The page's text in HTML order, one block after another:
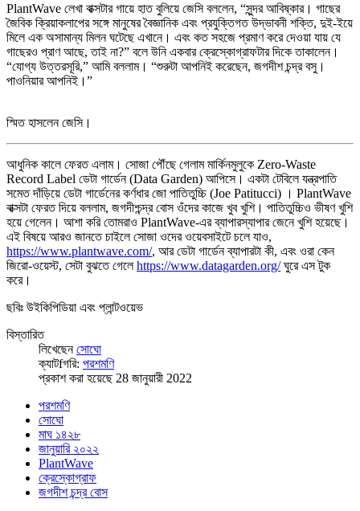
PlantWave লেখা বাক্সটার গায়ে হাত বুলিয়ে জেসি বললেন, “সুন্দর আবিষ্কার। গাছের
জৈবিক ক্রিয়াকলাপের সঙ্গে মানুষের বৈজ্ঞানিক এবং প্রযুক্তিগত উদ্ভাবনী শক্তি, দুই-ইয়ে
মিলে এক অসামান্য মিলন ঘটেছে এখানে। এবং কত সহজে প্রমাণ করে দেওয়া যায় যে
গাছেরও প্রাণ আছে, তাই না?” বলে উনি একবার ক্রেস্কোগ্রাফটার দিকে তাকালেন।
“যোগ্য উত্তরসূরি,” আমি বললাম। “শুরুটা আপনিই করেছেন, জগদীশ চন্দ্র বসু।
পাওনিয়ার আপনিই।”
স্মিত হাসলেন জেসি।
আধুনিক কালে ফেরত এলাম। সোজা পৌঁছে গেলাম মার্কিনমুলুকে Zero-Waste
Record Label ডেটা গার্ডেন (Data Garden) আপিসে। একটা টেবিলে যন্ত্রপাতি
সমেত দাঁড়িয়ে ডেটা গার্ডেনের কর্ণধার জো পাতিতুচ্চি (Joe Patitucci) । PlantWave
বাক্সটা ফেরত দিয়ে বললাম, জগদীশ্চন্দ্র বোস ওঁদের কাজে খুব খুশি। পাতিতুচ্চিও ভীষণ খুশি
হয়ে গেলেন। আশা করি তোমরাও PlantWave-এর ব্যাপারস্যাপার জেনে খুশি হয়েছে।
এই বিষয়ে আরও জানতে চাইলে সোজা ওদের ওয়েবসাইটে চলে যাও,
https://www.plantwave.com/, আর ডেটা গার্ডেন ব্যাপারটা কী, এবং ওরা কেন
জিরো-ওয়েস্ট, সেটা বুঝতে গেলেhttps://www.datagarden.org/ঘুরে এস টুক
করে।
ছবিঃ উইকিপিডিয়া এবং প্লান্টওয়েভ
বিস্তারিত
লিখেছেনসোঘো
ক্যাটfগরি: পরশমণি
প্রকাশ করা হয়েছে 28 জানুয়ারী 2022
পরশমণি
সোঘো
মাঘ ১৪২৮
জানুয়ারি ২০২২
PlantWave
ক্রেস্কোগ্রাফ
জগদীশ চন্দ্র বোস